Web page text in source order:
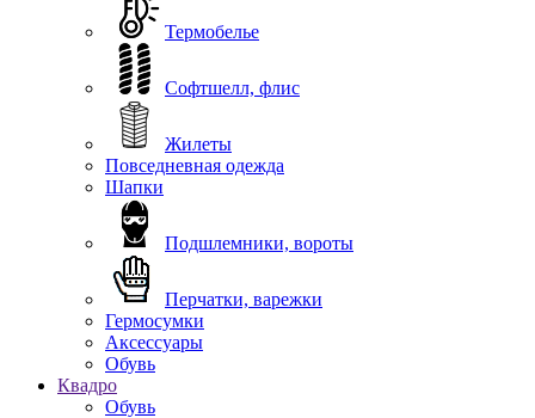
Термобелье
Софтшелл, флис
Жилеты
Повседневная одежда
Шапки
Подшлемники, вороты
Перчатки, варежки
Гермосумки
Аксессуары
Обувь
Квадро
Обувь